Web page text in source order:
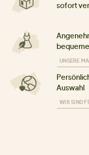
sofort
UNSERE
Auswahl
WIR SIND